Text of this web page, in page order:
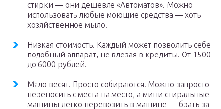
стирки — они дешевле «Автоматов». Можно
использовать любые моющие средства — хоть
хозяйственное мыло.
Низкая стоимость. Каждый может позволить себе
подобный аппарат, не влезая в кредиты. От 1500
до 6000 рублей.
Мало весят. Просто собираются. Можно запросто
переносить с места на место, а мини стиральные
машины легко перевозить в машине — брать за